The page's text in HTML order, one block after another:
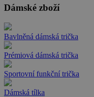
Dámské zboží
Bavlněná dámská trička
Prémiová dámská trička
Sportovní funkční trička
Dámská tílka